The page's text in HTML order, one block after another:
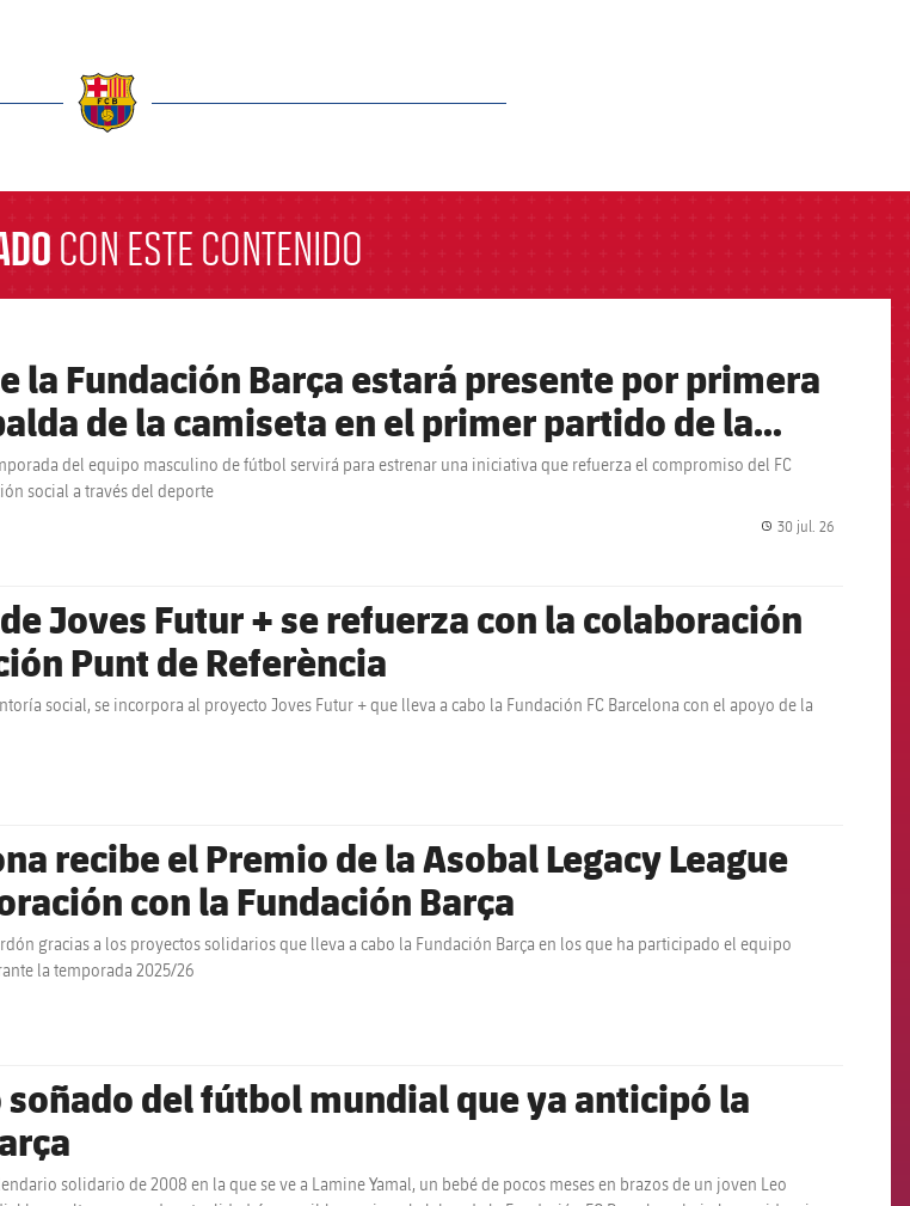
CON ESTE CONTENIDO
la Fundación Barça estará presente por primera
de la camiseta en el primer partido de la
2026-27
del equipo masculino de fútbol servirá para estrenar una iniciativa que refuerza el compromiso del FC
social a través del deporte
30 jul. 26
Joves Futur + se refuerza con la colaboración
Punt de Referència
social, se incorpora al proyecto Joves Futur + que lleva a cabo la Fundación FC Barcelona con el apoyo de la
recibe el Premio de la Asobal Legacy League
con la Fundación Barça
gracias a los proyectos solidarios que lleva a cabo la Fundación Barça en los que ha participado el equipo
la temporada 2025/26
soñado del fútbol mundial que ya anticipó la
solidario de 2008 en la que se ve a Lamine Yamal, un bebé de pocos meses en brazos de un joven Leo